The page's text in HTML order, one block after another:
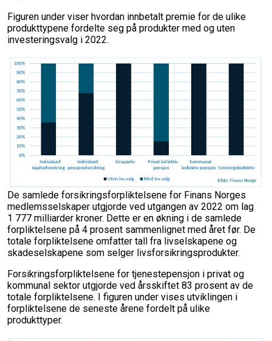
Figuren under viser hvordan innbetalt premie for de ulike
produkttypene fordelte seg på produkter med og uten
investeringsvalg i 2022.
De samlede forsikringsforpliktelsene for Finans Norges
medlemsselskaper utgjorde ved utgangen av 2022 om lag
1 777 milliarder kroner. Dette er en økning i de samlede
forpliktelsene på 4 prosent sammenlignet med året før. De
totale forpliktelsene omfatter tall fra livselskapene og
skadeselskapene som selger livsforsikringsprodukter.
Forsikringsforpliktelsene for tjenestepensjon i privat og
kommunal sektor utgjorde ved årsskiftet 83 prosent av de
totale forpliktelsene. I figuren under vises utviklingen i
forpliktelsene de seneste årene fordelt på ulike
produkttyper.